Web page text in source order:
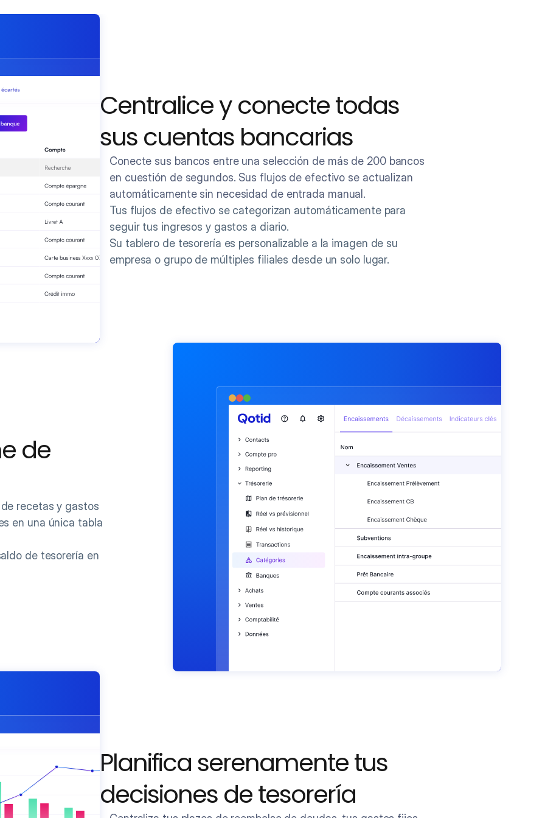
Centralice y conecte todas
sus cuentas bancarias
Tus flujos de efectivo se categorizan automáticamente para
seguir tus ingresos y gastos a diario.
Conecte sus bancos entre una selección de más de 200 bancos
en cuestión de segundos. Sus flujos de efectivo se actualizan
automáticamente sin necesidad de entrada manual.
Su tablero de tesorería es personalizable a la imagen de su
empresa o grupo de múltiples filiales desde un solo lugar.
de
en una única tabla
recetas y gastos
de tesorería en
Planifica serenamente tus
decisiones de tesorería